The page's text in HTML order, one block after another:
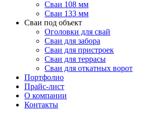
Сваи 108 мм
Сваи 133 мм
Сваи под объект
Оголовки для свай
Сваи для забора
Сваи для пристроек
Сваи для террасы
Сваи для откатных ворот
Портфолио
Прайс-лист
О компании
Контакты